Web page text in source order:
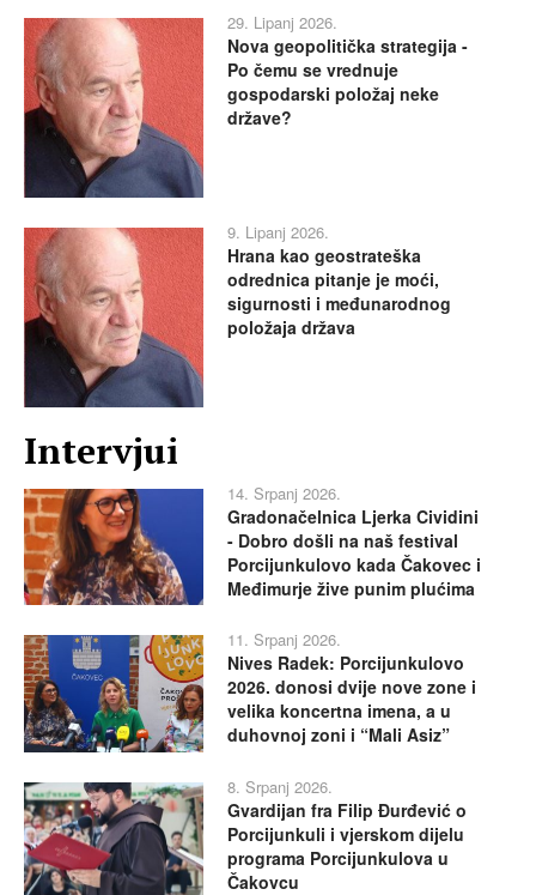
29. Lipanj 2026.
Nova geopolitička strategija -
Po čemu se vrednuje
gospodarski položaj neke
države?
9. Lipanj 2026.
Hrana kao geostrateška
odrednica pitanje je moći,
sigurnosti i međunarodnog
položaja država
Intervjui
14. Srpanj 2026.
Gradonačelnica Ljerka Cividini
- Dobro došli na naš festival
Porcijunkulovo kada Čakovec i
Međimurje žive punim plućima
11. Srpanj 2026.
Nives Radek: Porcijunkulovo
2026. donosi dvije nove zone i
velika koncertna imena, a u
duhovnoj zoni i “Mali Asiz”
8. Srpanj 2026.
Gvardijan fra Filip Đurđević o
Porcijunkuli i vjerskom dijelu
programa Porcijunkulova u
Čakovcu